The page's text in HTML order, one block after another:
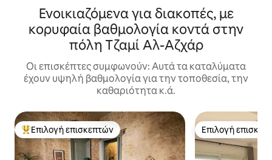
Ενοικιαζόμενα για διακοπές, με
κορυφαία βαθμολογία κοντά στην
πόλη Τζαμί Αλ-Αζχάρ
Οι επισκέπτες συμφωνούν: Αυτά τα καταλύματα
έχουν υψηλή βαθμολογία για την τοποθεσία, την
καθαριότητα κ.ά.
Κορυφαία επιλογή επισκεπτών
Επιλογή επισκεπτών Επιλογή
Επιλογή